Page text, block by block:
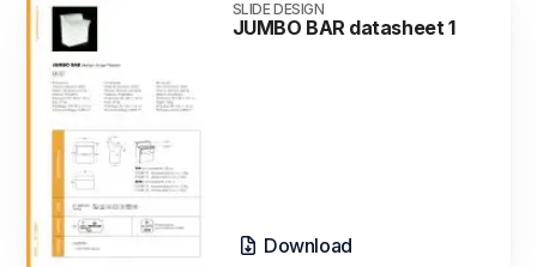
SLIDE DESIGN
JUMBO BAR datasheet 1
Download